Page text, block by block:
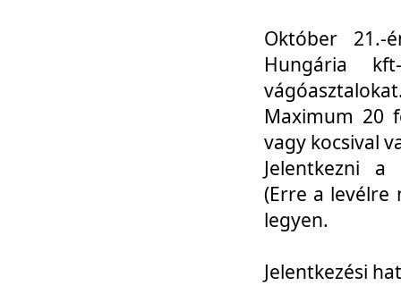
Október 21.-
Hungária
Maximum 20
vagy kocsival
Jelentkezni a
(Erre a levélre
legyen.
Jelentkezési